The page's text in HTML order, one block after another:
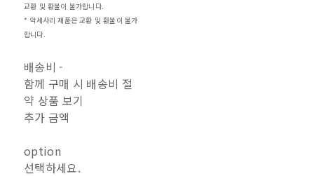
교환 및 환불이 불가합니다.
* 악세사리 제품은 교환 및 환불이 불가
합니다.
배송비-
함께 구매 시 배송비 절
약 상품 보기
추가 금액
option
선택하세요.